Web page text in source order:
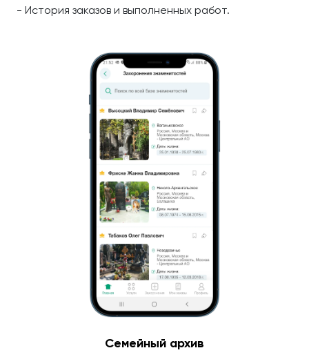
- История заказов и выполненных работ.
Семейный архив